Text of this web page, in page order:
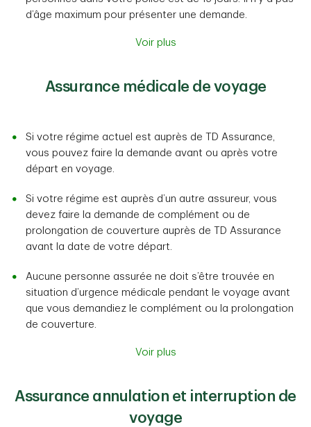
d’âge maximum pour présenter une demande.
Voir plus
Assurance médicale de voyage
Si votre régime actuel est auprès de TD Assurance,
vous pouvez faire la demande avant ou après votre
départ en voyage.
Si votre régime est auprès d’un autre assureur, vous
devez faire la demande de complément ou de
prolongation de couverture auprès de TD Assurance
avant la date de votre départ.
Aucune personne assurée ne doit s’être trouvée en
situation d’urgence médicale pendant le voyage avant
que vous demandiez le complément ou la prolongation
de couverture.
Voir plus
Assurance annulation et interruption de
voyage